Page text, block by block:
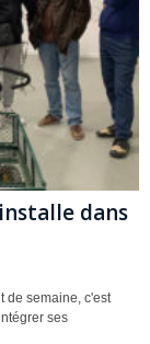
dans
de semaine, c'est
ses